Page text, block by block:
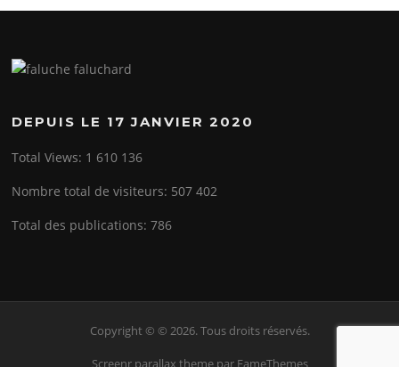
DEPUIS LE 17 JANVIER 2020
Total Views: 1 610 136
Nombre total de visiteurs: 507 402
Total des publications:786
Copyright © © 2026. Tous droits réservés.
Screenr parallax themepar FameThemes